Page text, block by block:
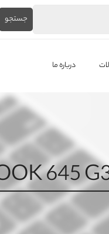
جستجو
لپ تاپ
لپ تاپ
لپ تاپ
دی لپ تاپ
درباره ما